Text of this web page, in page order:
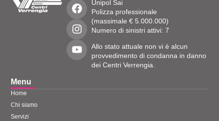
Unipol Sai
Polizza professionale
(massimale € 5.000.000)
Numero di sinistri attivi: 7
Allo stato attuale non vi è alcun
provvedimento di condanna in danno
dei Centri Verrengia.
Menu
Home
Chi siamo
Servizi